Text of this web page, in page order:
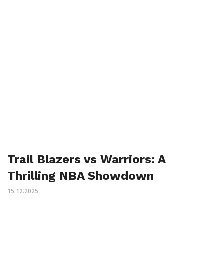
Trail Blazers vs Warriors: A
Thrilling NBA Showdown
15.12.2025